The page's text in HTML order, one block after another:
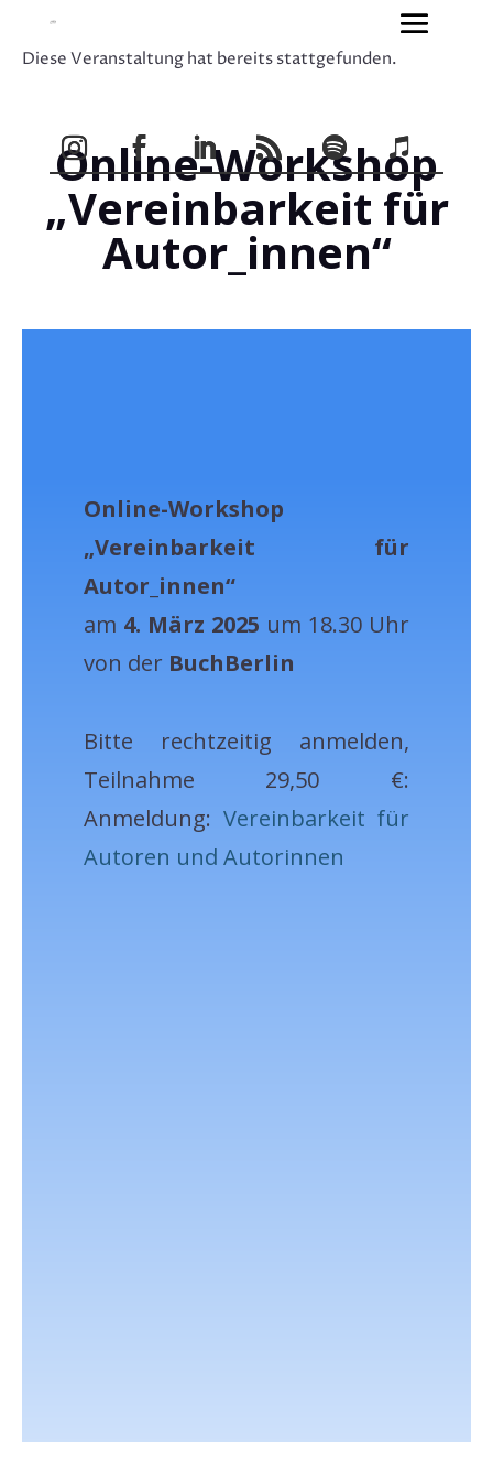
Diese Veranstaltung hat bereits stattgefunden.
Online-Workshop
„Vereinbarkeit für
Autor_innen“
Online-Workshop
„Vereinbarkeit für
Autor_innen“
am 4. März 2025 um 18.30 Uhr
von derBuchBerlin
Bitte rechtzeitig anmelden,
Teilnahme 29,50 €:
Anmeldung: Vereinbarkeit für
Autoren und Autorinnen